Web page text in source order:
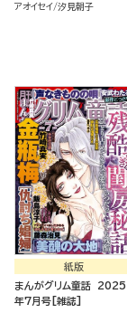
アオイセイ 汐見朝子
紙版
まんがグリム童話 2025
年7月号[雑誌]